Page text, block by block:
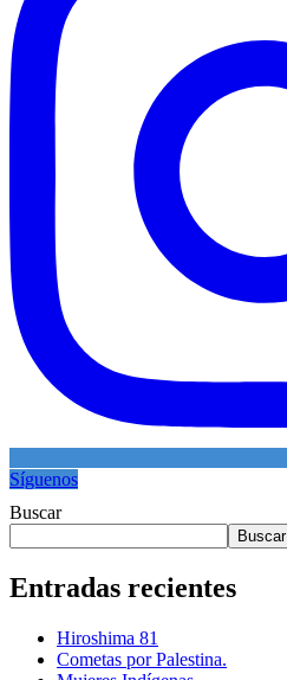
Síguenos
Buscar
Buscar
Entradas recientes
Hiroshima 81
Cometas por Palestina.